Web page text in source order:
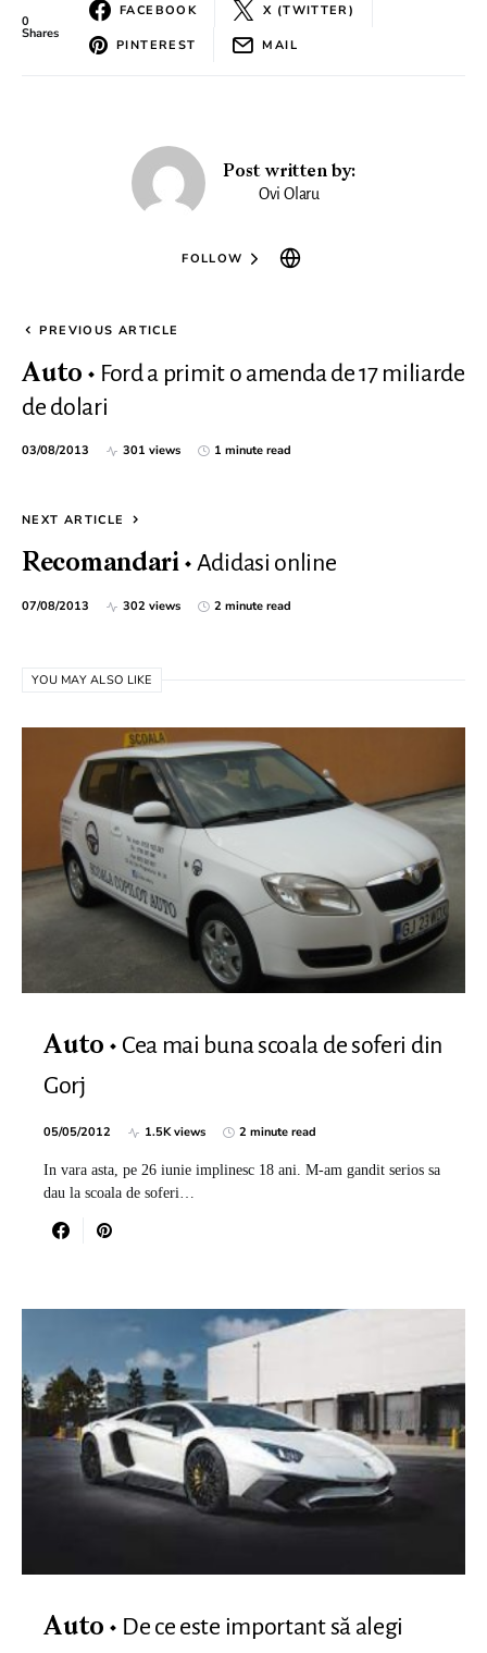
0
Shares
FACEBOOK X (TWITTER)
PINTEREST MAIL
Post written by:
Ovi Olaru
FOLLOW
PREVIOUS ARTICLE
Auto
Ford a primit o amenda de 17 miliarde
de dolari
03/08/2013 301 views 1 minute read
NEXT ARTICLE
Recomandari Adidasi online
07/08/2013 302 views 2 minute read
YOU MAY ALSO LIKE
Auto
Cea mai buna scoala de soferi din
Gorj
05/05/2012 1.5K views 2 minute read
In vara asta, pe 26 iunie implinesc 18 ani. M-am gandit serios sa
dau la scoala de soferi…
Auto De ce este important să alegi